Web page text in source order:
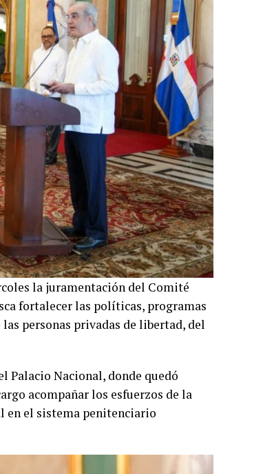
la juramentación del Comité
fortalecer las políticas, programas
personas privadas de libertad, del
Palacio Nacional, donde quedó
acompañar los esfuerzos de la
en el sistema penitenciario